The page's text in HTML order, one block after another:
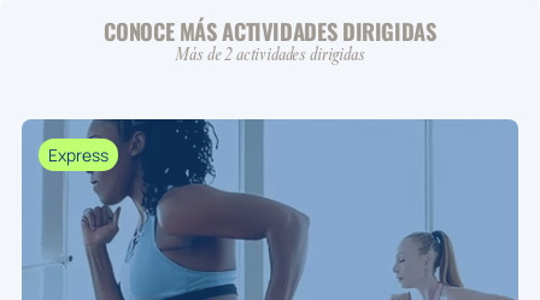
CONOCE MÁS ACTIVIDADES DIRIGIDAS
Más de 2 actividades dirigidas
Express